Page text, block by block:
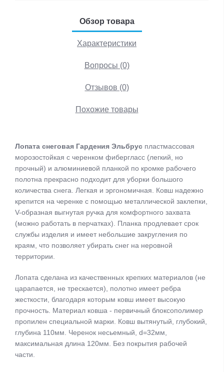
Обзор товара
Характеристики
Вопросы (0)
Отзывов (0)
Похожие товары
Лопата снеговая Гардения Эльбрус пластмассовая
морозостойкая с черенком фибергласс (легкий, но
прочный) и алюминиевой планкой по кромке рабочего
полотна прекрасно подходит для уборки большого
количества снега. Легкая и эргономичная. Ковш надежно
крепится на черенке с помощью металлической заклепки,
V-образная выгнутая ручка для комфортного захвата
(можно работать в перчатках). Планка продлевает срок
службы изделия и имеет небольшие закругления по
краям, что позволяет убирать снег на неровной
территории.
Лопата сделана из качественных крепких материалов (не
царапается, не трескается), полотно имеет ребра
жесткости, благодаря которым ковш имеет высокую
прочность. Материал ковша - первичный блоксополимер
пропилен специальной марки. Ковш вытянутый, глубокий,
глубина 110мм. Черенок несьемный, d=32мм,
максимальная длина 120мм. Без покрытия рабочей
части.